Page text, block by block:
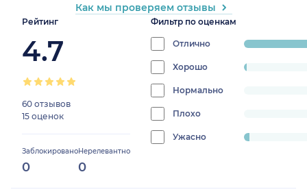
Рейтинг
4.7
60 отзывов
15 оценок
Заблокировано
0
Нерелевантно
0
Фильтр по оценкам
Отлично
progress:
96%
Хорошо
1.3333333333333335%
Нормально
0%
Плохо
progress:
Ужасно
2.666666666666667%
Как мы проверяем отзывы